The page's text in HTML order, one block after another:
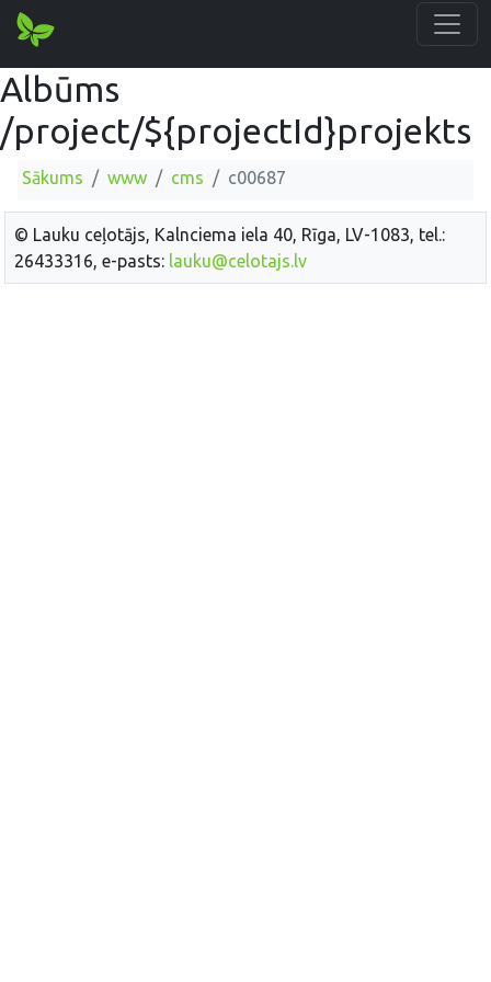
Albūms
/project/${projectId}projekts
Sākums www cms c00687
© Lauku ceļotājs, Kalnciema iela 40, Rīga, LV-1083, tel.:
26433316, e-pasts: lauku@celotajs.lv